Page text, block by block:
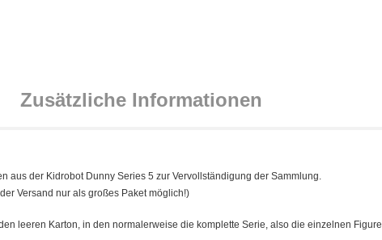
Zusätzliche Informationen
aus der Kidrobot Dunny Series 5 zur Vervollständigung der Sammlung.
Versand nur als großes Paket möglich!)
leeren Karton, in den normalerweise die komplette Serie, also die einzelnen